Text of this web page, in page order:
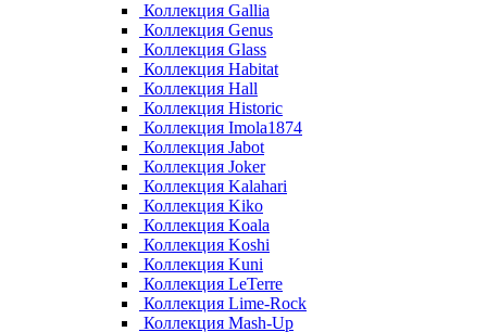
Коллекция Gallia
Коллекция Genus
Коллекция Glass
Коллекция Habitat
Коллекция Hall
Коллекция Historic
Коллекция Imola1874
Коллекция Jabot
Коллекция Joker
Коллекция Kalahari
Коллекция Kiko
Коллекция Koala
Коллекция Koshi
Коллекция Kuni
Коллекция LeTerre
Коллекция Lime-Rock
Коллекция Mash-Up